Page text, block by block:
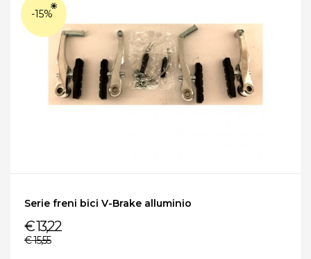
-15%
Serie freni bici V-Brake alluminio
€ 13,22
€ 15,55